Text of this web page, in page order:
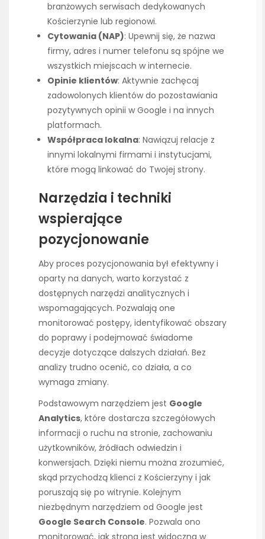
branżowych serwisach dedykowanych
Kościerzynie lub regionowi.
Cytowania (NAP): Upewnij się, że nazwa
firmy, adres i numer telefonu są spójne we
wszystkich miejscach w internecie.
Opinie klientów: Aktywnie zachęcaj
zadowolonych klientów do pozostawiania
pozytywnych opinii w Google i na innych
platformach.
Współpraca lokalna: Nawiązuj relacje z
innymi lokalnymi firmami i instytucjami,
które mogą linkować do Twojej strony.
Narzędzia i techniki
wspierające
pozycjonowanie
Aby proces pozycjonowania był efektywny i
oparty na danych, warto korzystać z
dostępnych narzędzi analitycznych i
wspomagających. Pozwalają one
monitorować postępy, identyfikować obszary
do poprawy i podejmować świadome
decyzje dotyczące dalszych działań. Bez
analizy trudno ocenić, co działa, a co
wymaga zmiany.
Podstawowym narzędziem jest Google
Analytics, które dostarcza szczegółowych
informacji o ruchu na stronie, zachowaniu
użytkowników, źródłach odwiedzin i
konwersjach. Dzięki niemu można zrozumieć,
skąd przychodzą klienci z Kościerzyny i jak
poruszają się po witrynie. Kolejnym
niezbędnym narzędziem od Google jest
Google Search Console. Pozwala ono